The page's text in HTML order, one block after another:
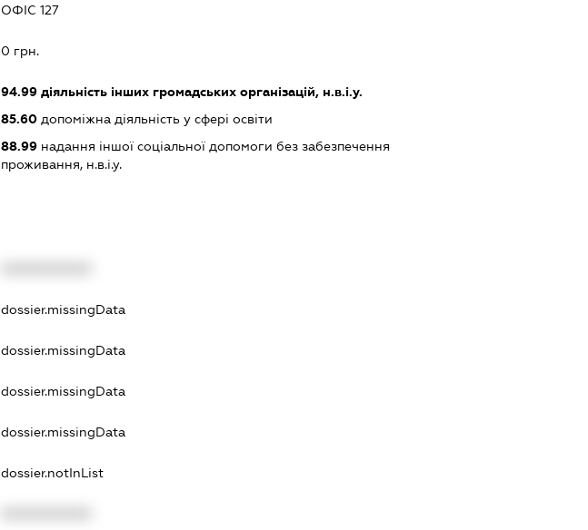
ОФІС 127
0 грн.
94.99діяльність інших громадських організацій, н.в.і.у.
85.60допоміжна діяльність у сфері освіти
88.99надання іншої соціальної допомоги без забезпечення
проживання, н.в.і.у.
dossier.missingData
dossier.missingData
dossier.missingData
dossier.missingData
dossier.notInList